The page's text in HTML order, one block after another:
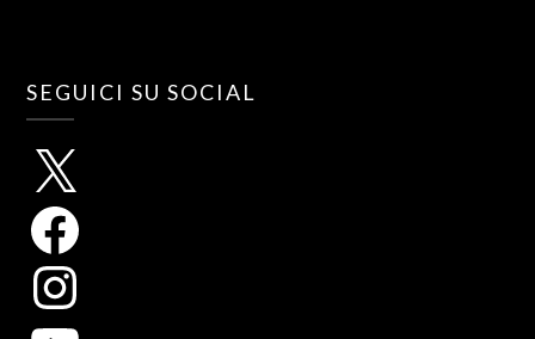
SEGUICI SU SOCIAL